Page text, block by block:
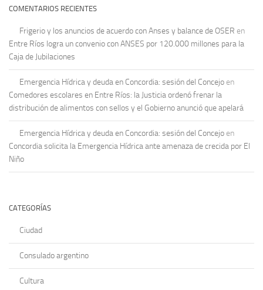
COMENTARIOS RECIENTES
Frigerio y los anuncios de acuerdo con Anses y balance de OSER en
Entre Ríos logra un convenio con ANSES por 120.000 millones para la
Caja de Jubilaciones
Emergencia Hídrica y deuda en Concordia: sesión del Concejo en
Comedores escolares en Entre Ríos: la Justicia ordenó frenar la
distribución de alimentos con sellos y el Gobierno anunció que apelará
Emergencia Hídrica y deuda en Concordia: sesión del Concejo en
Concordia solicita la Emergencia Hídrica ante amenaza de crecida por El
Niño
CATEGORÍAS
Ciudad
Consulado argentino
Cultura